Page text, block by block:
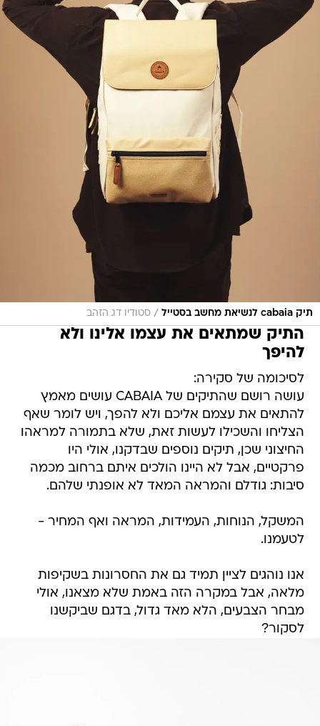
תיק cabaia לנשיאת מחשב בסטייל / סטודיו דג הזהב
התיק שמתאים את עצמו אלינו ולא
להיפך
לסיכומה של סקירה:
עושה רושם שהתיקים של CABAIA עושים מאמץ
להתאים את עצמם אליכם ולא להפך, ויש לומר שאף
הצליחו והשכילו לעשות זאת, שלא בתמורה למראהו
החיצוני שכן, תיקים נוספים שבדקנו, אולי היו
פרקטיים, אבל לא היינו הולכים איתם ברחוב מכמה
סיבות: גודלם והמראה המאד לא אופנתי שלהם.
המשקל, הנוחות, העמידות, המראה ואף המחיר -
לטעמנו.
אנו נוהגים לציין תמיד גם את החסרונות בשקיפות
מלאה, אבל במקרה הזה באמת שלא מצאנו, אולי
מבחר הצבעים, הלא מאד גדול, בדגם שביקשנו
לסקור?